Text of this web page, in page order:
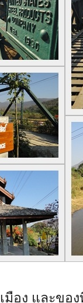
มือง และของ